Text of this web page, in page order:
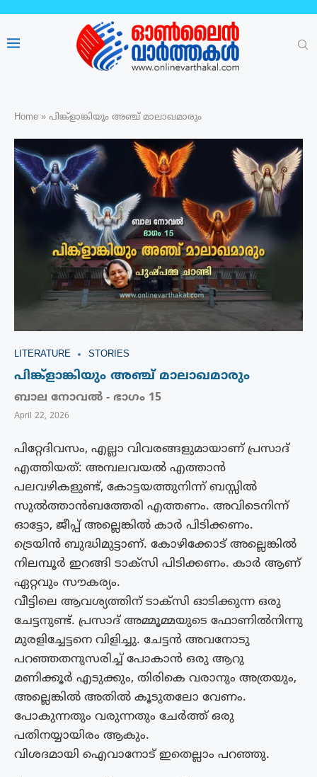
Home » പിങ്ക്ളാങ്കിയും അഞ്ച് മാലാഖമാരും
LITERATURE STORIES
പിങ്ക്ളാങ്കിയും അഞ്ച് മാലാഖമാരും
ബാല നോവൽ - ഭാഗം 15
April 22, 2026
പിറ്റേദിവസം, എല്ലാ വിവരങ്ങളുമായാണ് പ്രസാദ്
എത്തിയത്: അമ്പലവയല്‍ എത്താന്‍
പലവഴികളുണ്ട്, കോട്ടയത്തുനിന്ന് ബസ്സില്‍
സുല്‍ത്താന്‍ബത്തേരി എത്തണം. അവിടെനിന്ന്
ഓട്ടോ, ജീപ്പ് അല്ലെങ്കില്‍ കാര്‍ പിടിക്കണം.
ട്രെയിന്‍ ബുദ്ധിമുട്ടാണ്. കോഴിക്കോട് അല്ലെങ്കില്‍
നിലമ്പൂര്‍ ഇറങ്ങി ടാക്സി പിടിക്കണം. കാര്‍ ആണ്
ഏറ്റവും സൗകര്യം.
വീട്ടിലെ ആവശ്യത്തിന് ടാക്സി ഓടിക്കുന്ന ഒരു
ചേട്ടനുണ്ട്. പ്രസാദ് അമ്മൂമ്മയുടെ ഫോണില്‍നിന്നു
മുരളിച്ചേട്ടനെ വിളിച്ചു. ചേട്ടന്‍ അവനോടു
പറഞ്ഞതനുസരിച്ച് പോകാന്‍ ഒരു ആറു
മണിക്കൂര്‍ എടുക്കും, തിരികെ വരാനും അത്രയും,
അല്ലെങ്കില്‍ അതില്‍ കൂടുതലോ വേണം.
പോകുന്നതും വരുന്നതും ചേര്‍ത്ത് ഒരു
പതിനയ്യായിരം ആകും.
വിശദമായി ഐവാനോട് ഇതെല്ലാം പറഞ്ഞു.